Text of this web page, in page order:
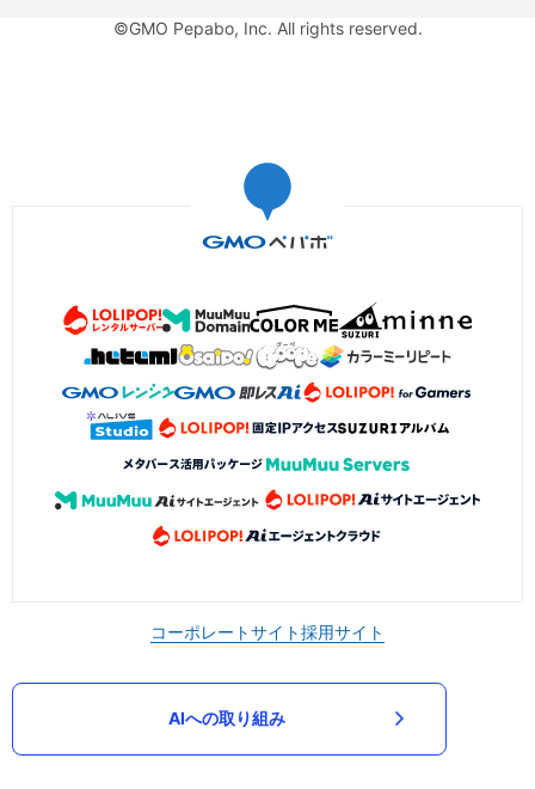
©GMO Pepabo, Inc. All rights reserved.
コーポレートサイト採用サイト
AIへの取り組み